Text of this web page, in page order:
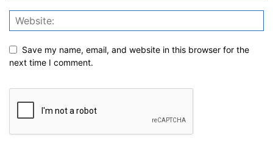
Save my name, email, and website in this browser for the
next time I comment.